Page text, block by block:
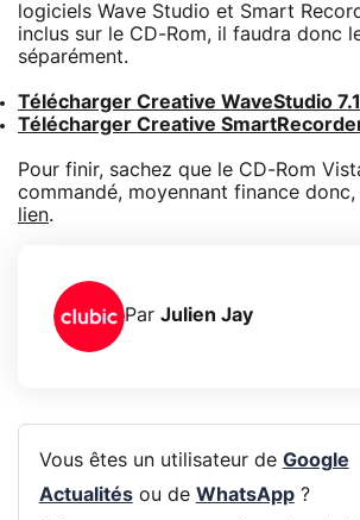
logiciels Wave Studio et Smart
inclus sur le CD-Rom, il faudra donc
séparément.
Télécharger Creative WaveStudio
Télécharger Creative
Pour finir, sachez que le CD-Rom
commandé, moyennant finance
lien.
Par Julien Jay
Vous êtes un utilisateur de Google
Actualitésou de WhatsApp?